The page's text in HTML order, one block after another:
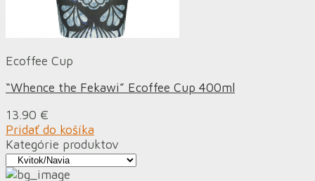
Ecoffee Cup
“Whence the Fekawi” Ecoffee Cup 400ml
13.90 €
Pridať do košíka
Kategórie produktov